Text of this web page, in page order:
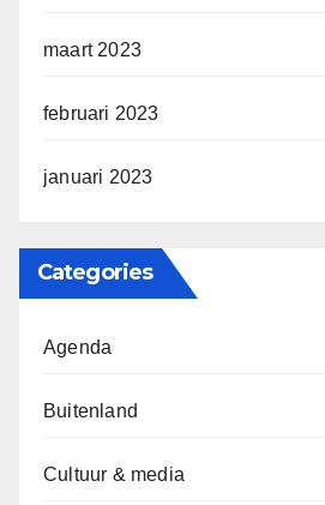
maart 2023
februari 2023
januari 2023
Categories
Agenda
Buitenland
Cultuur & media